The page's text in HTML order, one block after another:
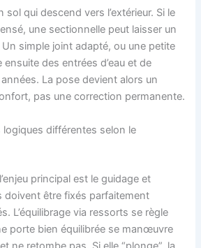
sol qui descend vers l’extérieur. Si le
une sectionnelle peut laisser un
simple joint adapté, ou une petite
ensuite des entrées d’eau et de
La pose devient alors un
pas une correction permanente.
différentes selon le
principal est le guidage et
doivent être fixés parfaitement
L’équilibrage via ressorts se règle
porte bien équilibrée se manœuvre